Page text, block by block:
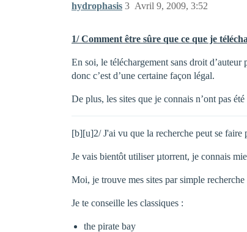
hydrophasis Avril 9, 2009, 3:52
3
1/ Comment être sûre que ce que je
En soi, le téléchargement sans droit
donc c’est d’une certaine façon légal.
De plus, les sites que je connais n’ont pas
[b][u]2/ J'ai vu que la recherche peut se faire
Je vais bientôt utiliser µtorrent, je connais
Moi, je trouve mes sites par simple
Je te conseille les classiques :
the pirate bay